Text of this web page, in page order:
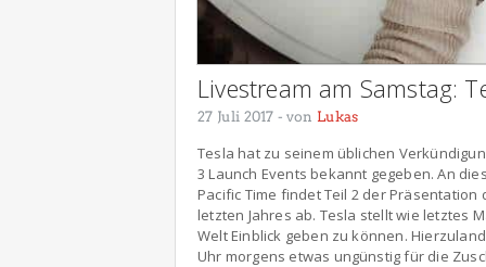
Livestream am Samstag:
27 Juli 2017 - von Lukas
Tesla hat zu seinem üblichen
3 Launch Events bekannt gegeben. An
Pacific Time findet Teil 2 der
letzten Jahres ab. Tesla stellt wie letztes
Welt Einblick geben zu können.
Uhr morgens etwas ungünstig für die